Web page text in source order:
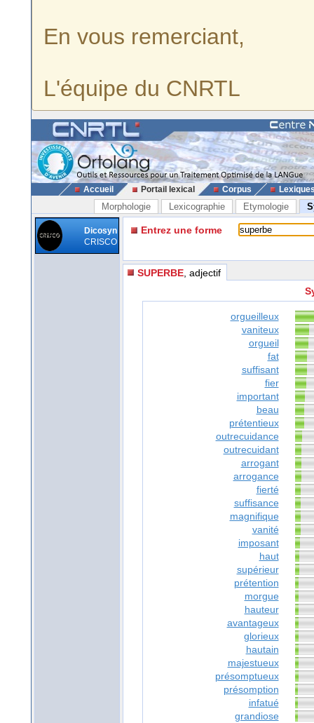
En vous remerciant,
L'équipe du CNRTL
Accueil Portail lexical Corpus
Morphologie Lexicographie Etymologie
Dicosyn
CRISCO
Entrez une forme
SUPERBE , adjectif
orgueilleux
vaniteux
orgueil
fat
suffisant
fier
important
beau
prétentieux
outrecuidance
outrecuidant
arrogant
arrogance
fierté
suffisance
magnifique
vanité
imposant
haut
supérieur
prétention
morgue
hauteur
avantageux
glorieux
hautain
majestueux
présomptueux
présomption
infatué
grandiose